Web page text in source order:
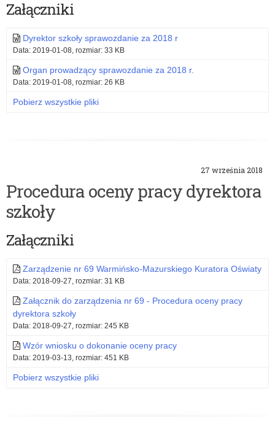
Załączniki
Dyrektor szkoły sprawozdanie za 2018 r
Data: 2019-01-08, rozmiar: 33 KB
Organ prowadzący sprawozdanie za 2018 r.
Data: 2019-01-08, rozmiar: 26 KB
Pobierz wszystkie pliki
27 września 2018
Procedura oceny pracy dyrektora
szkoły
Załączniki
Zarządzenie nr 69 Warmińsko-Mazurskiego Kuratora Oświaty
Data: 2018-09-27, rozmiar: 31 KB
Załącznik do zarządzenia nr 69 - Procedura oceny pracy
dyrektora szkoły
Data: 2018-09-27, rozmiar: 245 KB
Wzór wniosku o dokonanie oceny pracy
Data: 2019-03-13, rozmiar: 451 KB
Pobierz wszystkie pliki